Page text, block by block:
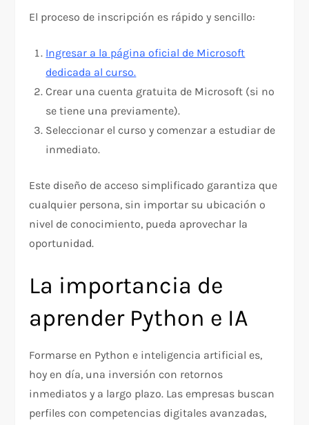
El proceso de inscripción es rápido y sencillo:
Ingresar a la página oficial de Microsoft
dedicada al curso.
Crear una cuenta gratuita de Microsoft (si no
se tiene una previamente).
Seleccionar el curso y comenzar a estudiar de
inmediato.
Este diseño de acceso simplificado garantiza que
cualquier persona, sin importar su ubicación o
nivel de conocimiento, pueda aprovechar la
oportunidad.
La importancia de
aprender Python e IA
Formarse en Python e inteligencia artificial es,
hoy en día, una inversión con retornos
inmediatos y a largo plazo. Las empresas buscan
perfiles con competencias digitales avanzadas,